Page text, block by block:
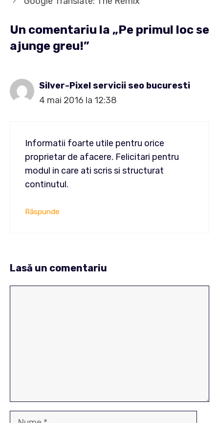
Un comentariu la „Pe primul loc se
ajunge greu!”
Silver-Pixel servicii seo bucuresti
4 mai 2016 la 12:38
Informatii foarte utile pentru orice
proprietar de afacere. Felicitari pentru
modul in care ati scris si structurat
continutul.
Răspunde
Lasă un comentariu
Nume